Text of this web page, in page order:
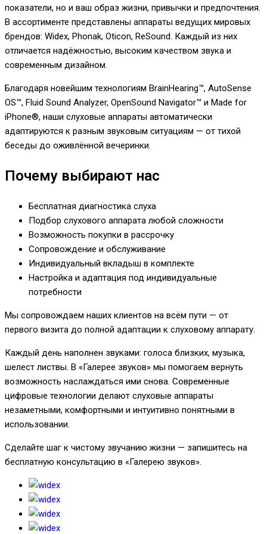
показатели, но и ваш образ жизни, привычки и предпочтения.
В ассортименте представлены аппараты ведущих мировых
брендов: Widex, Phonak, Oticon, ReSound. Каждый из них
отличается надёжностью, высоким качеством звука и
современным дизайном.
Благодаря новейшим технологиям BrainHearing™, AutoSense
OS™, Fluid Sound Analyzer, OpenSound Navigator™ и Made for
iPhone®, наши слуховые аппараты автоматически
адаптируются к разным звуковым ситуациям — от тихой
беседы до оживлённой вечеринки.
Почему выбирают нас
Бесплатная диагностика слуха
Подбор слухового аппарата любой сложности
Возможность покупки в рассрочку
Сопровождение и обслуживание
Индивидуальный вкладыш в комплекте
Настройка и адаптация под индивидуальные
потребности
Мы сопровождаем наших клиентов на всём пути — от
первого визита до полной адаптации к слуховому аппарату.
Каждый день наполнен звуками: голоса близких, музыка,
шелест листвы. В «Галерее звуков» мы помогаем вернуть
возможность наслаждаться ими снова. Современные
цифровые технологии делают слуховые аппараты
незаметными, комфортными и интуитивно понятными в
использовании.
Сделайте шаг к чистому звучанию жизни — запишитесь на
бесплатную консультацию в «Галерею звуков».